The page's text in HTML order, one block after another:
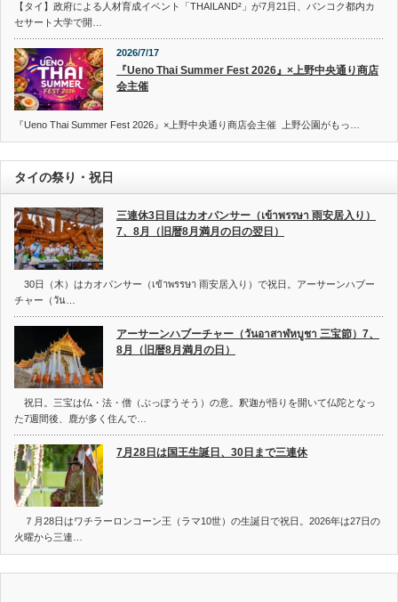
【タイ】政府による人材育成イベント「THAILAND²」が7月21日、バンコク都内カ
セサート大学で開…
2026/7/17
『Ueno Thai Summer Fest 2026』×上野中央通り商店
会主催
『Ueno Thai Summer Fest 2026』×上野中央通り商店会主催 上野公園がもっ…
タイの祭り・祝日
三連休3日目はカオパンサー（เข้าพรรษา 雨安居入り）
7、8月（旧暦8月満月の日の翌日）
30日（木）はカオパンサー（เข้าพรรษา 雨安居入り）で祝日。アーサーンハブー
チャー（วัน…
アーサーンハブーチャー（วันอาสาฬหบูชา 三宝節）7、
8月（旧暦8月満月の日）
祝日。三宝は仏・法・僧（ぶっぽうそう）の意。釈迦が悟りを開いて仏陀となっ
た7週間後、鹿が多く住んで…
7月28日は国王生誕日、30日まで三連休
７月28日はワチラーロンコーン王（ラマ10世）の生誕日で祝日。2026年は27日の
火曜から三連…